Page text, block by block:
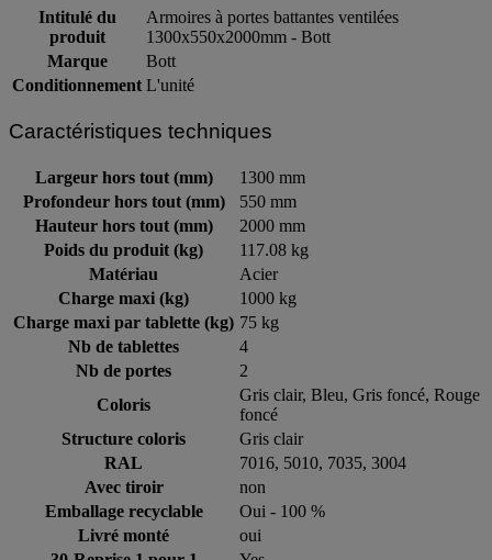
Intitulé du
produit
Armoires à portes battantes ventilées
1300x550x2000mm - Bott
Marque
Bott
Conditionnement L'unité
Caractéristiques techniques
Largeur hors tout (mm)
1300 mm
Profondeur hors tout (mm)
550 mm
Hauteur hors tout (mm)
2000 mm
Poids du produit (kg)
117.08 kg
Matériau
Acier
Charge maxi (kg)
1000 kg
Charge maxi par tablette (kg) 75 kg
Nb de tablettes
4
Nb de portes
2
Coloris
Gris clair, Bleu, Gris foncé, Rouge
foncé
Structure coloris
Gris clair
RAL
7016, 5010, 7035, 3004
Avec tiroir
non
Emballage recyclable
Oui - 100 %
Livré monté
oui